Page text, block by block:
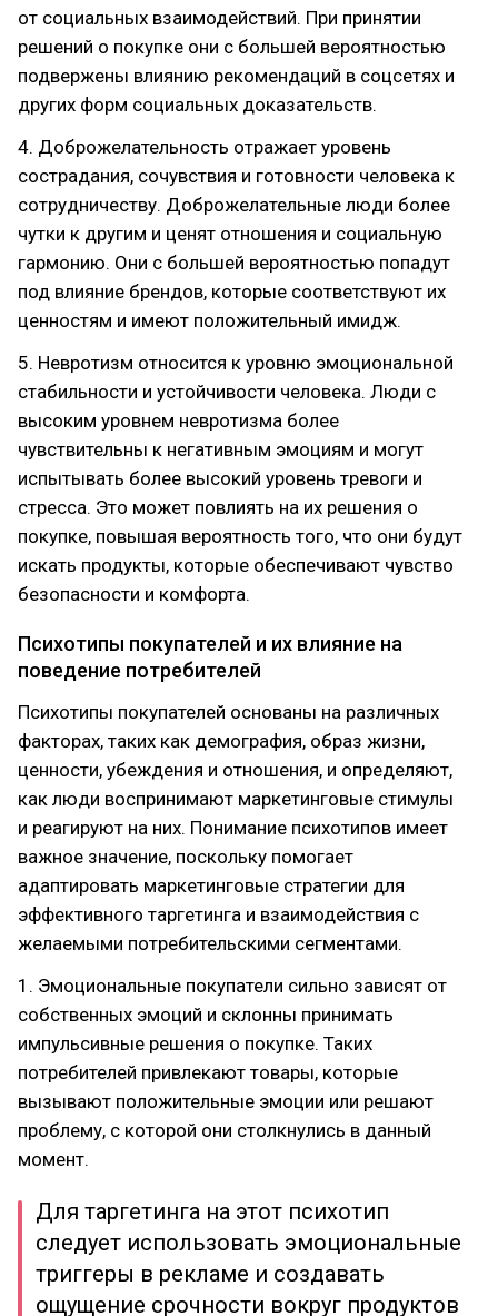
от социальных взаимодействий. При принятии
решений о покупке они с большей вероятностью
подвержены влиянию рекомендаций в соцсетях и
других форм социальных доказательств.
4. Доброжелательность отражает уровень
сострадания, сочувствия и готовности человека к
сотрудничеству. Доброжелательные люди более
чутки к другим и ценят отношения и социальную
гармонию. Они с большей вероятностью попадут
под влияние брендов, которые соответствуют их
ценностям и имеют положительный имидж.
5. Невротизм относится к уровню эмоциональной
стабильности и устойчивости человека. Люди с
высоким уровнем невротизма более
чувствительны к негативным эмоциям и могут
испытывать более высокий уровень тревоги и
стресса. Это может повлиять на их решения о
покупке, повышая вероятность того, что они будут
искать продукты, которые обеспечивают чувство
безопасности и комфорта.
Психотипы покупателей и их влияние на
поведение потребителей
Психотипы покупателей основаны на различных
факторах, таких как демография, образ жизни,
ценности, убеждения и отношения, и определяют,
как люди воспринимают маркетинговые стимулы
и реагируют на них. Понимание психотипов имеет
важное значение, поскольку помогает
адаптировать маркетинговые стратегии для
эффективного таргетинга и взаимодействия с
желаемыми потребительскими сегментами.
1. Эмоциональные покупатели сильно зависят от
собственных эмоций и склонны принимать
импульсивные решения о покупке. Таких
потребителей привлекают товары, которые
вызывают положительные эмоции или решают
проблему, с которой они столкнулись в данный
момент.
Для таргетинга на этот психотип
следует использовать эмоциональные
триггеры в рекламе и создавать
ощущение срочности вокруг продуктов